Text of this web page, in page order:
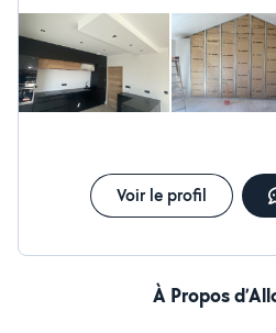
Voir le profil
À Propos